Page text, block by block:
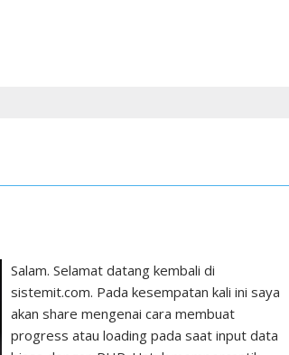
Salam. Selamat datang kembali di
sistemit.com. Pada kesempatan kali ini saya
akan share mengenai cara membuat
progress atau loading pada saat input data